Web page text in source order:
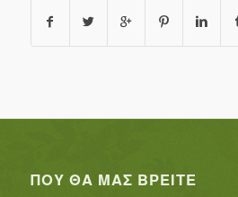
ΠΟΥ ΘΑ ΜΑΣ ΒΡΕΊΤΕ